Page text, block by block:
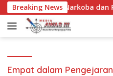
Langsung
ke
konten
Breaking News
Narkoba dan Pungli
Empat dalam Pengejaran